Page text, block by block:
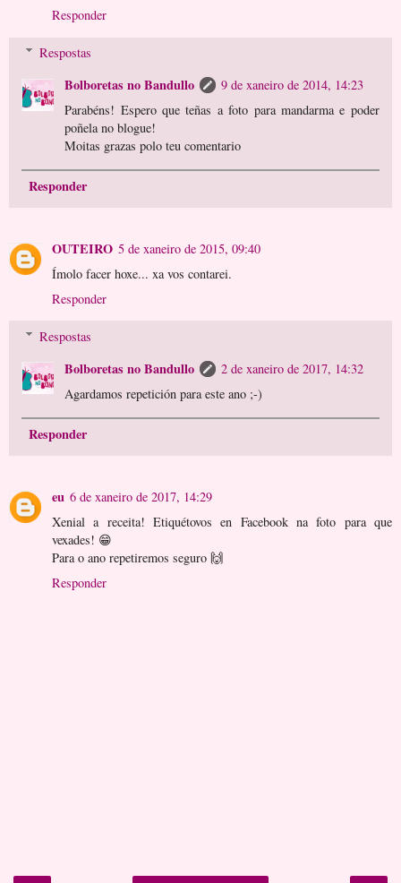
Responder
Respostas
Bolboretas no Bandullo
9 de xaneiro de 2014, 14:23
Parabéns! Espero que teñas a foto para mandarma e poder
poñela no blogue!
Moitas grazas polo teu comentario
Responder
OUTEIRO 5 de xaneiro de 2015, 09:40
Ímolo facer hoxe... xa vos contarei.
Responder
Respostas
Bolboretas no Bandullo
2 de xaneiro de 2017, 14:32
Agardamos repetición para este ano ;-)
Responder
eu 6 de xaneiro de 2017, 14:29
Xenial a receita! Etiquétovos en Facebook na foto para que
vexades! 😁
Para o ano repetiremos seguro 🙌
Responder